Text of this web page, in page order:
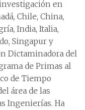
en
Chile, China,
India, Italia,
Singapur y
Dictaminadora del
de Primas al
de Tiempo
área de las
Ingenierías. Ha